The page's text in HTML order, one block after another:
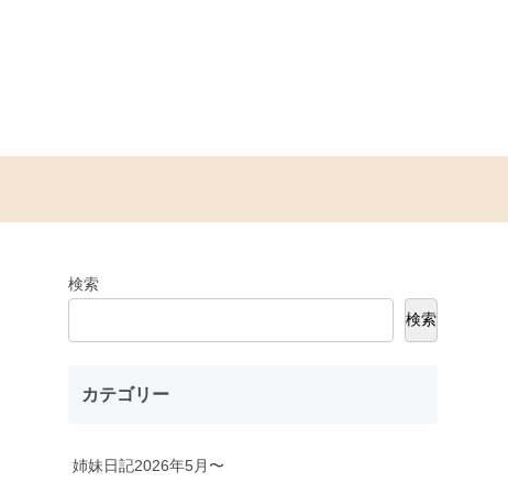
検索
検索
カテゴリー
姉妹日記2026年5月〜